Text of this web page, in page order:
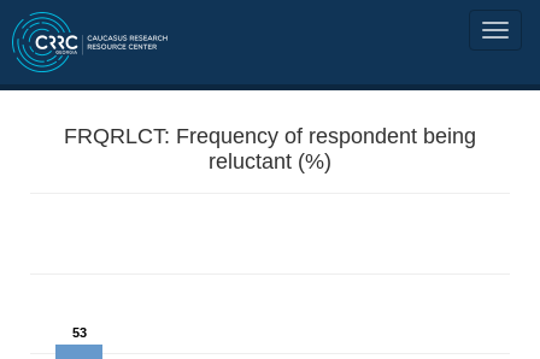
FRQRLCT: Frequency of respondent being
reluctant (%)
53